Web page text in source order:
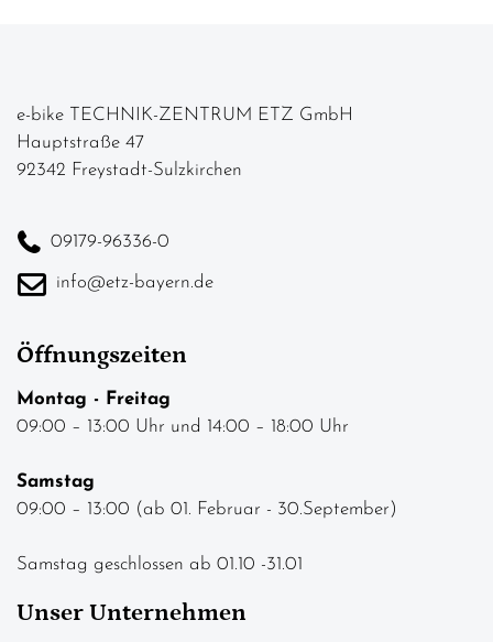
e-bike TECHNIK-ZENTRUM ETZ GmbH
Hauptstraße 47
92342 Freystadt-Sulzkirchen
09179-96336-0
info@etz-bayern.de
Öffnungszeiten
Montag - Freitag
09:00 – 13:00 Uhr und 14:00 – 18:00 Uhr
Samstag
09:00 – 13:00 (ab 01. Februar - 30.September)
Samstag geschlossen ab 01.10 -31.01
Unser Unternehmen